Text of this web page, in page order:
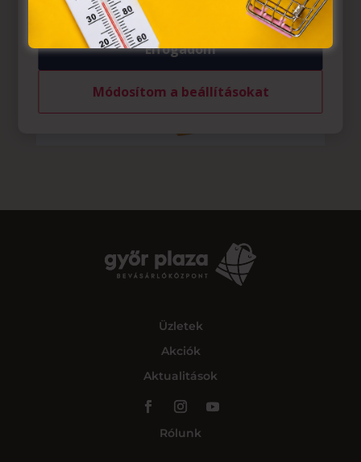
Üzletek
Akciók
Aktualitások
Rólunk
Elfogadom
Módosítom a beállításokat